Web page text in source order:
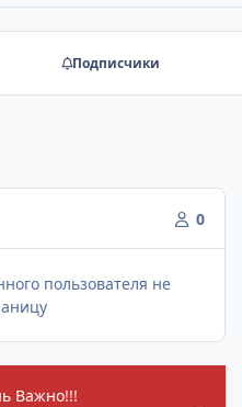
Подписчики
0
пользователя не
Важно!!!